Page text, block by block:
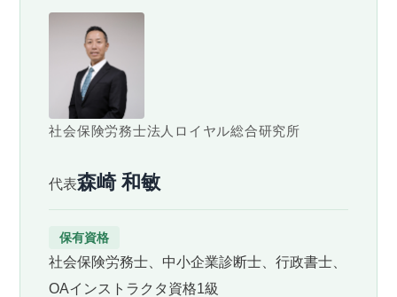
社会保険労務士法人ロイヤル総合研究所
代表森崎 和敏
保有資格
社会保険労務士、中小企業診断士、行政書士、
OAインストラクタ資格1級